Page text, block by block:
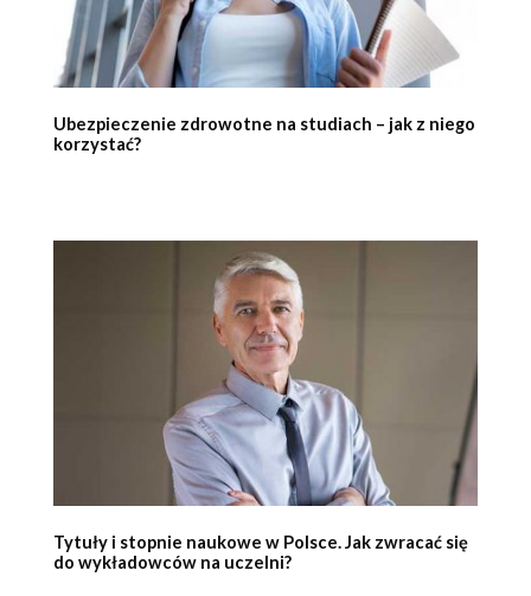
Ubezpieczenie zdrowotne na studiach – jak z niego
korzystać?
Tytuły i stopnie naukowe w Polsce. Jak zwracać się
do wykładowców na uczelni?